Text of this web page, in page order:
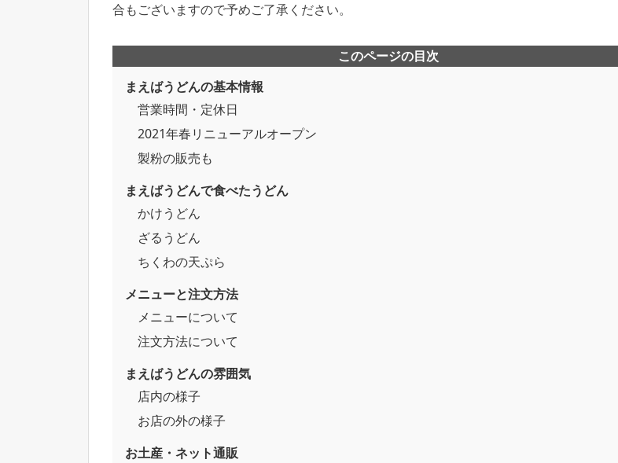
合もございますので予めご了承ください。
このページの目次
まえばうどんの基本情報
営業時間・定休日
2021年春リニューアルオープン
製粉の販売も
まえばうどんで食べたうどん
かけうどん
ざるうどん
ちくわの天ぷら
メニューと注文方法
メニューについて
注文方法について
まえばうどんの雰囲気
店内の様子
お店の外の様子
お土産・ネット通販